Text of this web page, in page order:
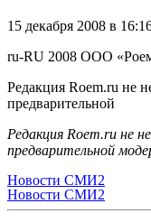
15 декабря 2008 в
ru-RU 2008 ООО
Редакция Roem.ru не
предварительной
Редакция Roem.ru не
предварительной
Новости СМИ2
Новости СМИ2